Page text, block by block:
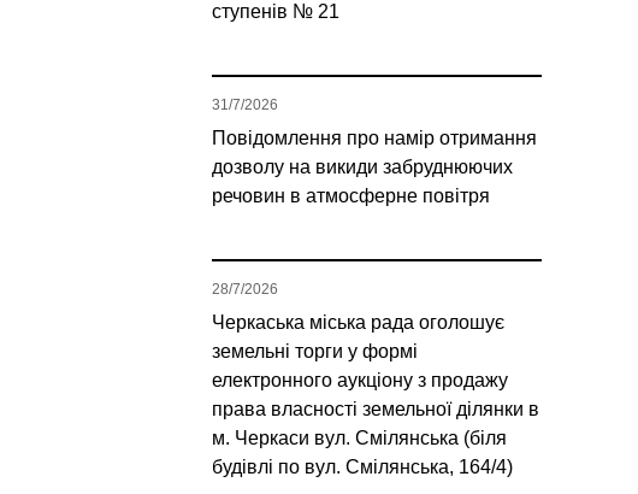
ступенів № 21
Повідомлення про намір отримання
дозволу на викиди забруднюючих
речовин в атмосферне повітря
31/7/2026
Черкаська міська рада оголошує
земельні торги у формі
електронного аукціону з продажу
права власності земельної ділянки в
м. Черкаси вул. Смілянська (біля
будівлі по вул. Смілянська, 164/4)
28/7/2026